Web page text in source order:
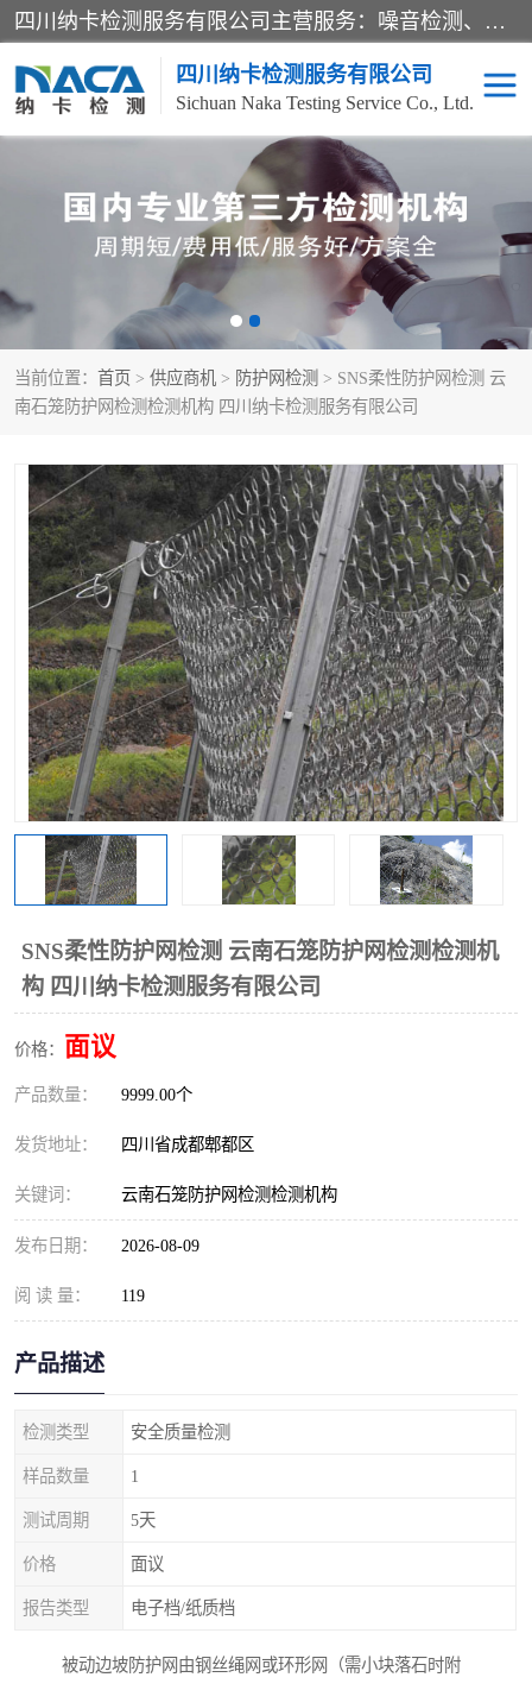
四川纳卡检测服务有限公司主营服务：噪音检测、灯光检测、防护网检测、磁性检测、无损检测、燃烧等级检测；本着严谨、规范的态度严格执行国家现行标准、规范及规程，奉行“科学公正、准确、持续改进、诚信服务”的企业价值和“科学、信誉、服务”的企业宗旨，竭诚为广大客户服务。
四川纳卡检测服务有限公司
Sichuan Naka Testing Service Co., Ltd.
当前位置： 首页 > 供应商机 > 防护网检测 > SNS柔性防护网检测 云
南石笼防护网检测检测机构 四川纳卡检测服务有限公司
SNS柔性防护网检测 云南石笼防护网检测检测机
构 四川纳卡检测服务有限公司
价格： 面议
产品数量： 9999.00个
发货地址： 四川省成都郫都区
关键词： 云南石笼防护网检测检测机构
发布日期： 2026-08-09
阅 读 量： 119
产品描述
检测类型 安全质量检测
样品数量 1
测试周期 5天
价格 面议
报告类型 电子档/纸质档
被动边坡防护网由钢丝绳网或环形网（需小块落石时附
噪音检测 灯光检测
防护网检测 磁性检测
燃烧等级检测
可靠性检测 产品检测